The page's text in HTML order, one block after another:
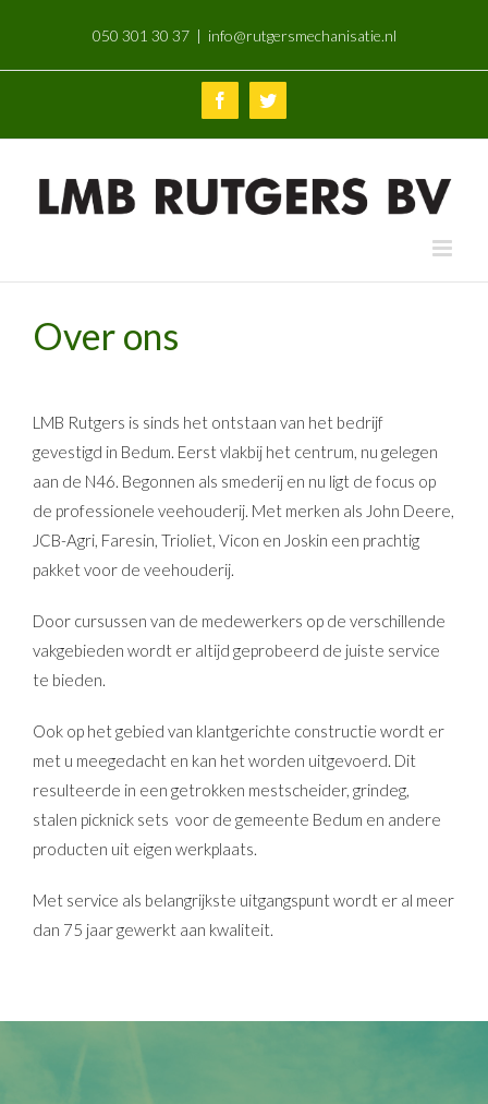
content
050 301 30 37 | info@rutgersmechanisatie.nl
FacebookTwitter
Over ons
LMB Rutgers is sinds het ontstaan van het bedrijf
gevestigd in Bedum. Eerst vlakbij het centrum, nu gelegen
aan de N46. Begonnen als smederij en nu ligt de focus op
de professionele veehouderij. Met merken als John Deere,
JCB-Agri, Faresin, Trioliet, Vicon en Joskin een prachtig
pakket voor de veehouderij.
Door cursussen van de medewerkers op de verschillende
vakgebieden wordt er altijd geprobeerd de juiste service
te bieden.
Ook op het gebied van klantgerichte constructie wordt er
met u meegedacht en kan het worden uitgevoerd. Dit
resulteerde in een getrokken mestscheider, grindeg,
stalen picknick sets voor de gemeente Bedum en andere
producten uit eigen werkplaats.
Met service als belangrijkste uitgangspunt wordt er al meer
dan 75 jaar gewerkt aan kwaliteit.